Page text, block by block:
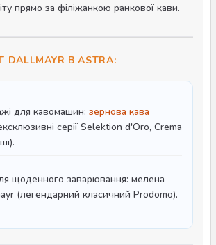
прямо за філіжанкою ранкової кави.
В ASTRA:
для кавомашин: зернова кава
серії Selektion d'Oro, Crema
щоденного заварювання: мелена
(легендарний класичний Prodomo).